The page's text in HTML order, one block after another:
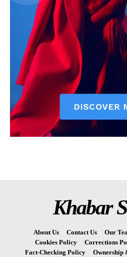
Khabar
About Us Contact Us Our
Cookies Policy
Corrections
Fact-Checking Policy
Ownership